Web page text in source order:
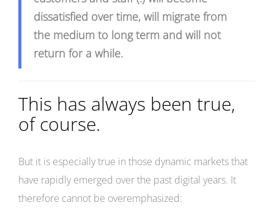
dissatisfied over time, will migrate from
the medium to long term and will not
return for a while.
This has always been true,
of course.
But it is especially true in those dynamic markets that
have rapidly emerged over the past digital years. It
therefore cannot be overemphasized: